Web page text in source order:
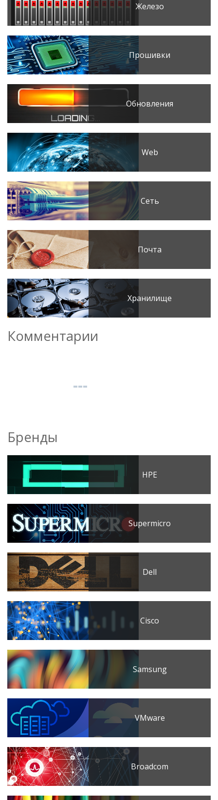
Железо
Прошивки
Обновления
Web
Сеть
Почта
Хранилище
Комментарии
Бренды
HPE
Supermicro
Dell
Cisco
Samsung
VMware
Broadcom